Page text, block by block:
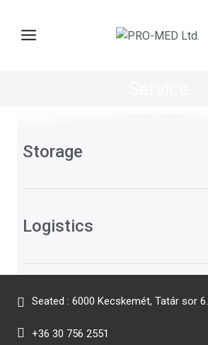
Storage
Logistics
Seated : 6000 Kecskemét, Tatár sor 6.
+36 30 756 2551